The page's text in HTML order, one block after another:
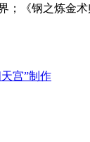
《钢之炼金
宫”制作